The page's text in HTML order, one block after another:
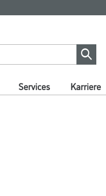
Services Karriere